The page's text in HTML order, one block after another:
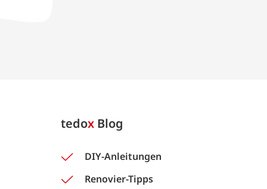
tedox Blog
DIY-Anleitungen
Renovier-Tipps